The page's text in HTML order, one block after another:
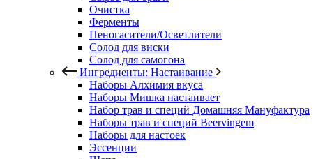
Очистка
Ферменты
Пеногасители/Осветлители
Солод для виски
Солод для самогона
Ингредиенты: Настаивание
Наборы Алхимия вкуса
Наборы Мишка настаивает
Набор трав и специй Домашняя Мануфактура
Наборы трав и специй Beervingem
Наборы для настоек
Эссенции